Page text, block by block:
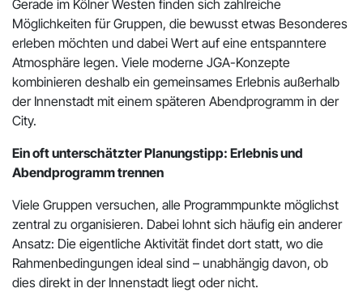
Gerade im Kölner Westen finden sich zahlreiche
Möglichkeiten für Gruppen, die bewusst etwas Besonderes
erleben möchten und dabei Wert auf eine entspanntere
Atmosphäre legen. Viele moderne JGA-Konzepte
kombinieren deshalb ein gemeinsames Erlebnis außerhalb
der Innenstadt mit einem späteren Abendprogramm in der
City.
Ein oft unterschätzter Planungstipp: Erlebnis und
Abendprogramm trennen
Viele Gruppen versuchen, alle Programmpunkte möglichst
zentral zu organisieren. Dabei lohnt sich häufig ein anderer
Ansatz: Die eigentliche Aktivität findet dort statt, wo die
Rahmenbedingungen ideal sind – unabhängig davon, ob
dies direkt in der Innenstadt liegt oder nicht.